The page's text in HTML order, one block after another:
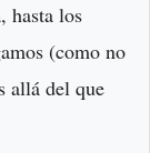
hasta los
(como no
allá del que